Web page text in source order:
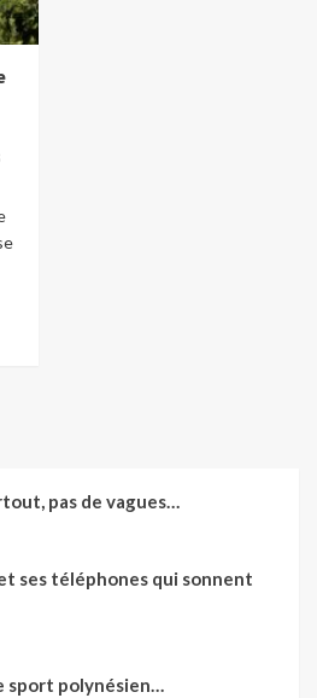
pas de vagues…
et ses téléphones qui sonnent
sport polynésien…